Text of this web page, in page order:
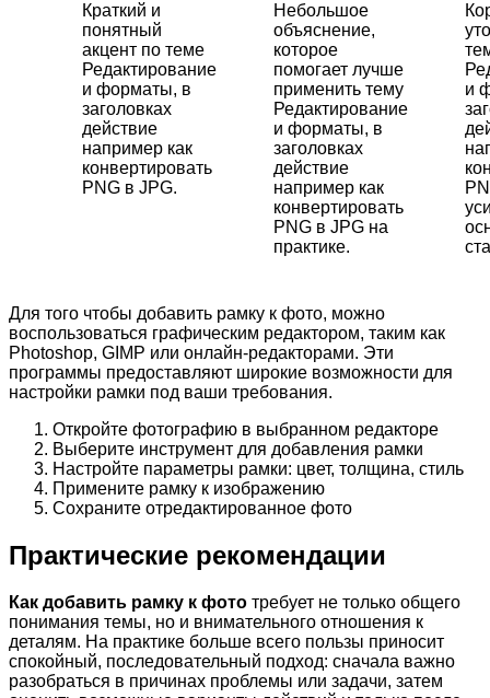
Краткий и
понятный
акцент по теме
Редактирование
и форматы, в
заголовках
действие
например как
конвертировать
PNG в JPG.
Небольшое
объяснение,
которое
помогает лучше
применить тему
Редактирование
и форматы, в
заголовках
действие
например как
конвертировать
PNG в JPG на
практике.
и
Для того чтобы добавить рамку к фото, можно
воспользоваться графическим редактором, таким как
Photoshop, GIMP или онлайн-редакторами. Эти
программы предоставляют широкие возможности для
настройки рамки под ваши требования.
Откройте фотографию в выбранном редакторе
Выберите инструмент для добавления рамки
Настройте параметры рамки: цвет, толщина, стиль
Примените рамку к изображению
Сохраните отредактированное фото
Практические рекомендации
Как добавить рамку к фото требует не только общего
понимания темы, но и внимательного отношения к
деталям. На практике больше всего пользы приносит
спокойный, последовательный подход: сначала важно
разобраться в причинах проблемы или задачи, затем